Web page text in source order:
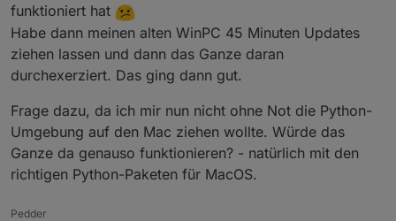
Den Reiter Benutzerdefiniert auswählen und
funktioniert hat
Habe dann meinen alten WinPC 45 Minuten Updates
ziehen lassen und dann das Ganze daran
durchexerziert. Das ging dann gut.
Frage dazu, da ich mir nun nicht ohne Not die Python-
Umgebung auf den Mac ziehen wollte. Würde das
Ganze da genauso funktionieren? - natürlich mit den
richtigen Python-Paketen für MacOS.
Pedder